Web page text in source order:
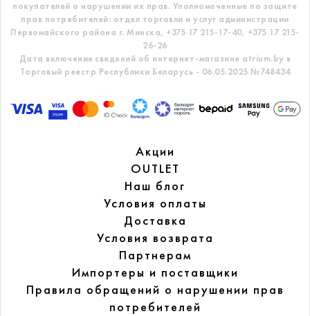
покупателей о нарушении их прав. Уполномоченные по защите
прав потребителей: отдел торговли и услуг администрации
Первомайского района г. Минска, +375 17 215-17-40, +375 17 215-
26-26
Дата включения сведений об интернет-магазине atrium.by в
Торговый реестр Республики Беларусь - 06.05.2025 №748434
Акции
OUTLET
Наш блог
Условия оплаты
Доставка
Условия возврата
Партнерам
Импортеры и поставщики
Правила обращений о нарушении прав
потребителей